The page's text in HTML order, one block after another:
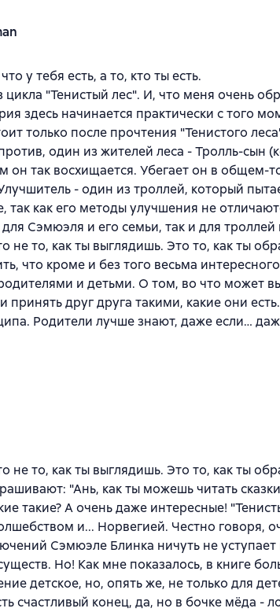
у тебя есть, а то, кто ты есть.
цикла "Тенистый лес". И, что меня очень
здесь начинается практически с того
только после прочтения "Тенистого
один из жителей леса - Тролль-сын
так восхищается. Убегает он в общем-
- один из троллей, который
так как его методы улучшения не
Сэмюэля и его семьи, так и для троллей
не то, как ты выглядишь. Это то, как ты
что кроме и без того весьма
и детьми. О том, во что может
принять друг друга такими, какие они есть.
Родители лучше знают, даже если…
не то, как ты выглядишь. Это то, как ты
"Ань, как ты можешь читать
такие? А очень даже интересные!
и... Норвегией. Честно говоря,
Сэмюэле Блинка ничуть не
Но! Как мне показалось, в книге
детское, но, опять же, не только для
счастливый конец, да, но в бочке мёда -